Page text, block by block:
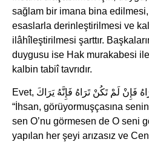
sağlam bir imana bina
esaslarla derinleştirilmesi ve
ilâhîleştirilmesi şarttır.
duygusu ise Hak murakabesi
kalbin tabiî tavrıdır.
Evet, اَلإِحْسَانُ أَنْ تَعْبُدَ اللهَ كَأَنَّكَ تَرَاهُ فَإِنْ لَمْ تَكُنْ تَرَاهُ فَإِنَّهُ يَرَاكَ
“İhsan, görüyormuşçasına
sen O’nu görmesen de O seni
yapılan her şeyi arızasız ve